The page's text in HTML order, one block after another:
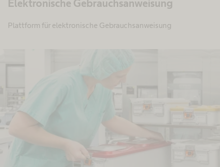
Elektronische Gebrauchsanweisung
Plattform für elektronische Gebrauchsanweisung